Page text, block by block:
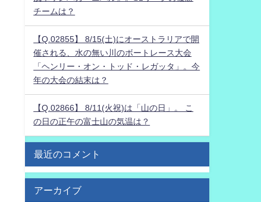
チームは？
【Q.02855】 8/15(土)にオーストラリアで開
催される、水の無い川のボートレース大会
「ヘンリー・オン・トッド・レガッタ」。今
年の大会の結末は？
【Q.02866】 8/11(火祝)は「山の日」。 こ
の日の正午の富士山の気温は？
最近のコメント
アーカイブ